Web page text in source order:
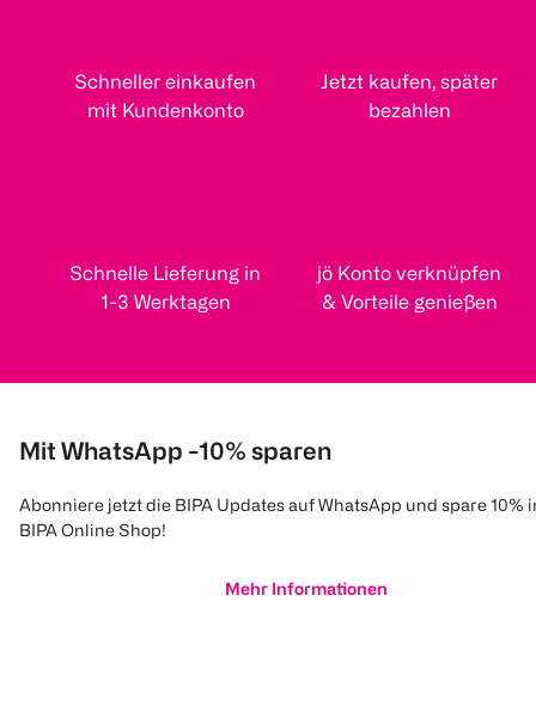
Schneller einkaufen
mit Kundenkonto
Jetzt kaufen, später
bezahlen
Schnelle Lieferung in
1-3 Werktagen
jö Konto verknüpfen
& Vorteile genießen
Mit WhatsApp -10% sparen
Abonniere jetzt die BIPA Updates auf WhatsApp und spare 10%
BIPA Online Shop!
Mehr Informationen